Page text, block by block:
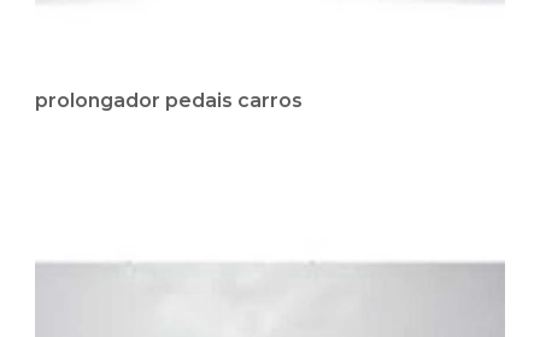
prolongador pedais carros